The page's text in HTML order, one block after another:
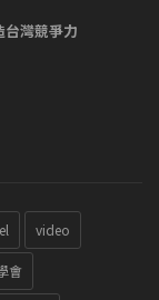
灣競爭力
video
會